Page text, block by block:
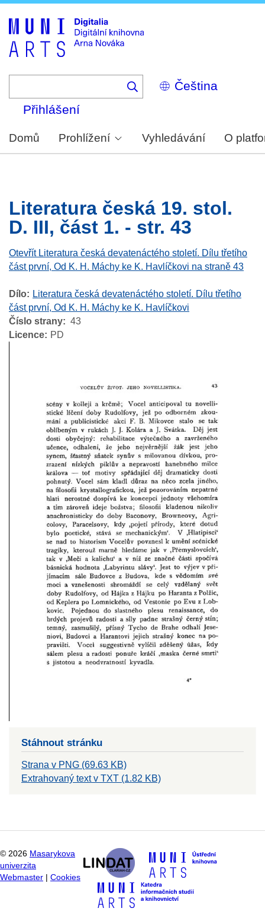
Select
your
Přihlášení
Domů Prohlížení Vyhledávání O
Literatura česká 19. stol.
D. III, část 1. - str. 43
Otevřít Literatura česká devatenáctého století. Dílu třetího
část první, Od K. H. Máchy ke K. Havlíčkovi na straně 43
Dílo
Literatura česká devatenáctého století. Dílu třetího
část první, Od K. H. Máchy ke K. Havlíčkovi
Číslo strany
43
Licence
PD
Stáhnout stránku
Strana v PNG (69.63 KB)
Extrahovaný text v TXT (1.82 KB)
© 2026 Masarykova
univerzita
Webmaster
Cookies